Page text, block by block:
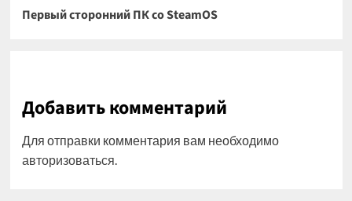
Первый сторонний ПК со SteamOS
Добавить комментарий
Для отправки комментария вам необходимо
авторизоваться.